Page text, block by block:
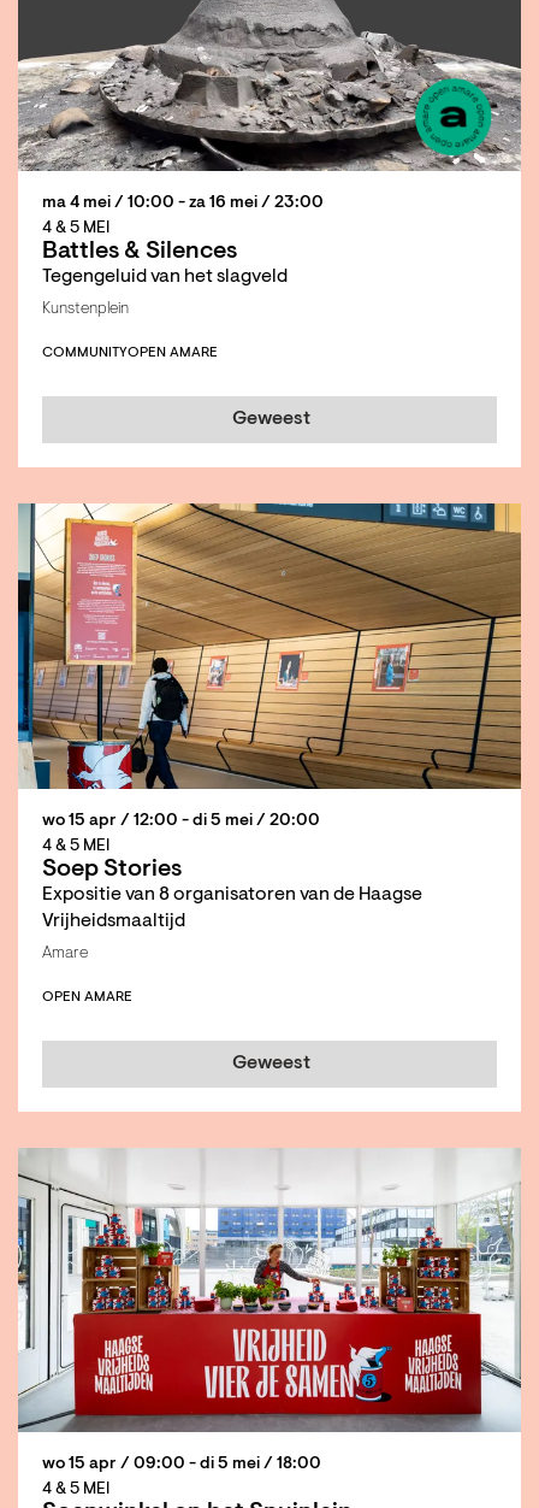
Battles & Silences
Tegengeluid van het slagveld
4 & 5 MEI
ma 4 mei / 10:00 - za 16 mei / 23:00
Kunstenplein
COMMUNITYOPEN AMARE
Geweest
Soep Stories
Expositie van 8 organisatoren van de Haagse
Vrijheidsmaaltijd
4 & 5 MEI
wo 15 apr / 12:00 - di 5 mei / 20:00
Amare
OPEN AMARE
Geweest
4 & 5 MEI
wo 15 apr / 09:00 - di 5 mei / 18:00